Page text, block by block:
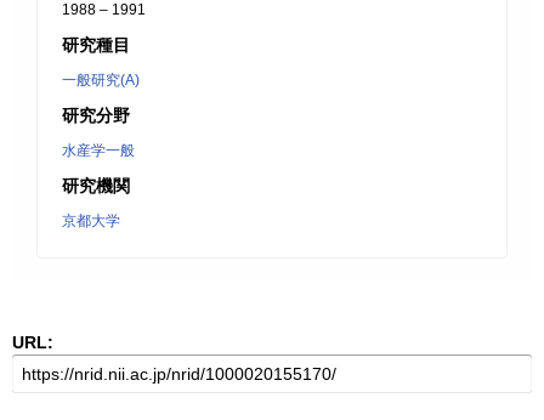
1988 – 1991
研究種目
一般研究(A)
研究分野
水産学一般
研究機関
京都大学
URL: